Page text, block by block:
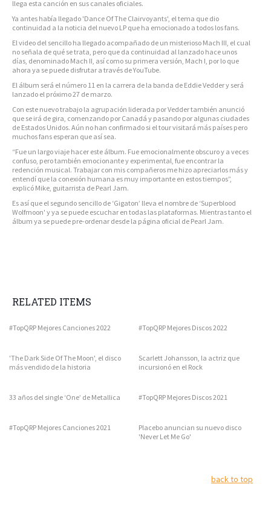
llega esta canción en sus canales oficiales.
Ya antes había llegado 'Dance Of The Clairvoyants', el tema que dio
continuidad a la noticia del nuevo LP que ha emocionado a todos los fans.
El video del sencillo ha llegado acompañado de un misterioso Mach III, el cual
no señala de qué se trata, pero que da continuidad al lanzado hace unos
días, denominado Mach II, así como su primera versión, Mach I, por lo que
ahora ya se puede disfrutar a través de YouTube.
El álbum será el número 11 en la carrera de la banda de Eddie Vedder y será
lanzado el próximo 27 de marzo.
Con este nuevo trabajo la agrupación liderada por Vedder también anunció
que se irá de gira, comenzando por Canadá y pasando por algunas ciudades
de Estados Unidos. Aún no han confirmado si el tour visitará más países pero
muchos fans esperan que así sea.
“Fue un largo viaje hacer este álbum. Fue emocionalmente obscuro y a veces
confuso, pero también emocionante y experimental, fue encontrar la
redención musical. Trabajar con mis compañeros me hizo apreciarlos más y
entendí que la conexión humana es muy importante en estos tiempos”,
explicó Mike, guitarrista de Pearl Jam.
Es así que el segundo sencillo de ‘Gigaton’ lleva el nombre de ‘Superblood
Wolfmoon' y ya se puede escuchar en todas las plataformas. Mientras tanto el
álbum ya se puede pre-ordenar desde la página oficial de Pearl Jam.
RELATED ITEMS
#TopQRP Mejores Canciones 2022 #TopQRP Mejores Discos 2022
'The Dark Side Of The Moon', el disco
más vendido de la historia
Scarlett Johansson, la actriz que
incursionó en el Rock
33 años del single ‘One’ de Metallica #TopQRP Mejores Discos 2021
#TopQRP Mejores Canciones 2021
Placebo anuncian su nuevo disco
'Never Let Me Go'
back to top